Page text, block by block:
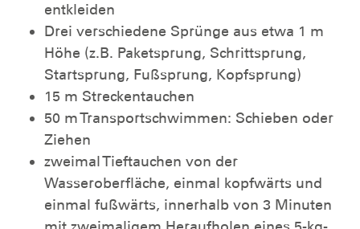
entkleiden
Drei verschiedene Sprünge aus etwa 1 m
Höhe (z.B. Paketsprung, Schrittsprung,
Startsprung, Fußsprung, Kopfsprung)
15 m Streckentauchen
50 m Transportschwimmen: Schieben oder
Ziehen
zweimal Tieftauchen von der
Wasseroberfläche, einmal kopfwärts und
einmal fußwärts, innerhalb von 3 Minuten